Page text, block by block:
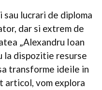
lucrari de diploma
dar si extrem de
„Alexandru Ioan
la dispozitie resurse
transforme ideile in
articol, vom explora